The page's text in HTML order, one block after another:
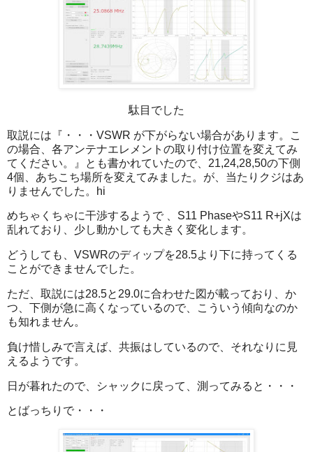
駄目でした
取説には『・・・VSWR が下がらない場合があります。こ
の場合、各アンテナエレメントの取り付け位置を変えてみ
てください。』とも書かれていたので、21,24,28,50の下側
4個、あちこち場所を変えてみました。が、当たりクジはあ
りませんでした。hi
めちゃくちゃに干渉するようで 、S11 PhaseやS11 R+jXは
乱れており、少し動かしても大きく変化します。
どうしても、VSWRのディップを28.5より下に持ってくる
ことができませんでした。
ただ、取説には28.5と29.0に合わせた図が載っており、か
つ、下側が急に高くなっているので、こういう傾向なのか
も知れません。
負け惜しみで言えば、共振はしているので、それなりに見
えるようです。
日が暮れたので、シャックに戻って、測ってみると・・・
とばっちりで・・・